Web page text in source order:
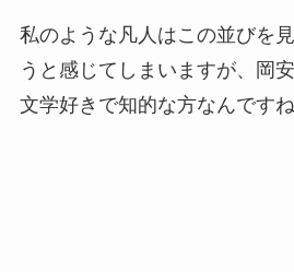
私のような凡人はこの並びを
うと感じてしまいますが、岡
文学好きで知的な方なんですね